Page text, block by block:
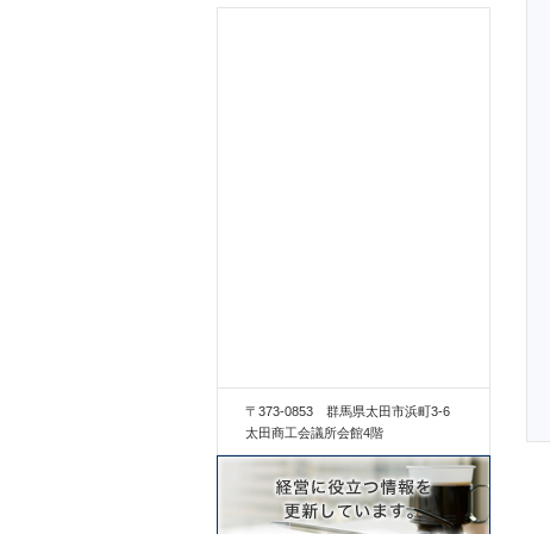
〒373-0853 群馬県太田市浜町3-6
太田商工会議所会館4階